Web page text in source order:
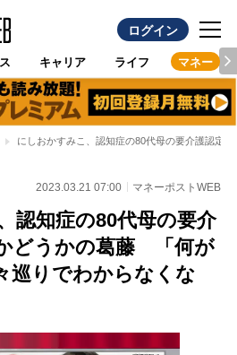
ログイン
キャリア ライフ マネー
にしおかすみこ、認知症の80代母の要介護認定
2023.03.21 07:00 マネーポストWEB
認知症の80代母の要介
どうかの葛藤 「何が
巡りでわからなくな